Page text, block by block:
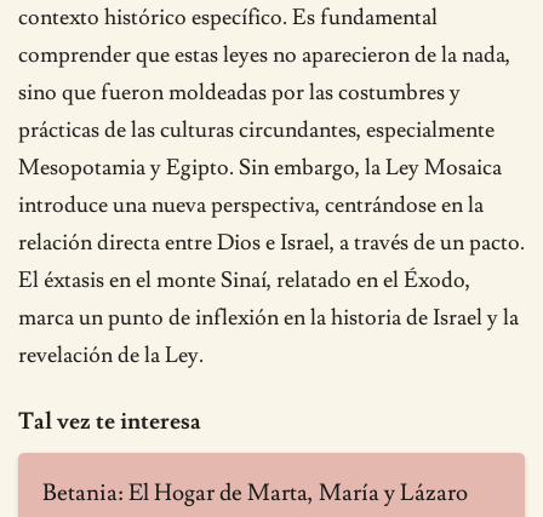
contexto histórico específico. Es fundamental
comprender que estas leyes no aparecieron de la nada,
sino que fueron moldeadas por las costumbres y
prácticas de las culturas circundantes, especialmente
Mesopotamia y Egipto. Sin embargo, la Ley Mosaica
introduce una nueva perspectiva, centrándose en la
relación directa entre Dios e Israel, a través de un pacto.
El éxtasis en el monte Sinaí, relatado en el Éxodo,
marca un punto de inflexión en la historia de Israel y la
revelación de la Ley.
Tal vez te interesa
Betania: El Hogar de Marta, María y Lázaro